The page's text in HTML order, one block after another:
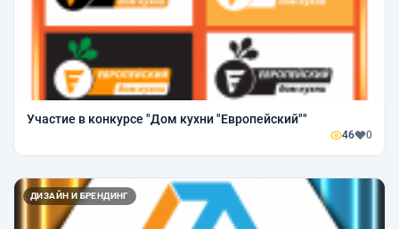
Участие в конкурсе "Дом кухни "Европейский""
46 0
ДИЗАЙН И БРЕНДИНГ